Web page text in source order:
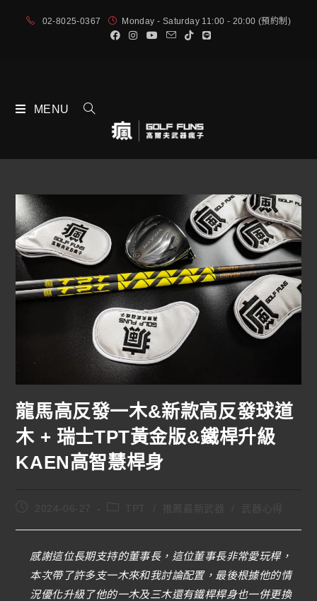
02-8025-0367 Monday - Saturday 11:00 - 20:00 (預約制)
MENU
龍馬高反發一木&新款高反發球道
木 + 瑞士TPT黃金版&鐵桿升級
KAEN高智慧桿身
2024-06-27
感謝這位長期支持的董事長，這位董事長非常愛玩桿，
本次帶了許多支一木來和我討論配置，最後根據他的情
況優化升級了他的一木及三木還有鐵桿桿身也一併更換